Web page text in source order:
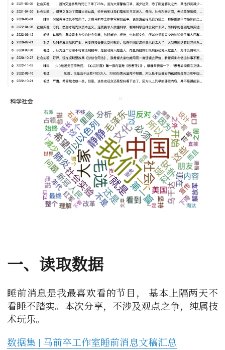
一、读取数据
睡前消息是我最喜欢看的节目， 基本上隔两天不
看睡不踏实。本次分享，不涉及观点之争，纯属技
术玩乐。
数据集 | 马前卒工作室睡前消息文稿汇总